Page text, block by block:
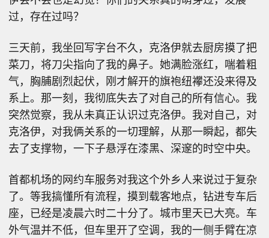
过，存在过吗？
三天前，我坐回写字台不久，克洛伊就去厨房摸了把
菜刀，将刀尖指向了我的鼻子。她满脸涨红，喘着粗
气，胸脯剧烈起伏，刚才解开的旗袍纽襻还没来得及
系上。那一刻，我彻底失去了对自己的所有信心。我
突然觉察，我从未真正认识过克洛伊。我对自己，对
克洛伊，对我俩关系的一切理解，从那一瞬起，都失
去了支撑物，一下子悬浮在漆黑、深邃的时空中央。
首都机场的网约车服务对我这个外乡人来说过于复杂
了。等我搞懂所有流程，摸到载客地点，钻进专车后
座，已经是凌晨六时二十分了。城市里天已大亮。车
外气温并不低，但车里开了空调，我的一侧手臂在凉